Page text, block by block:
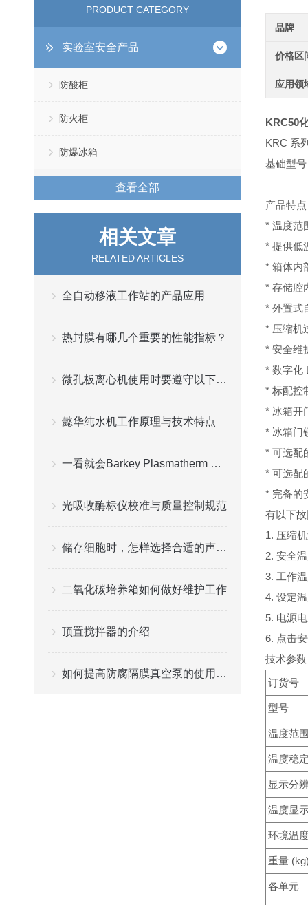
PRODUCT CATEGORY
实验室安全产品
防酸柜
防火柜
防爆冰箱
查看全部
相关文章
RELATED ARTICLES
全自动移液工作站的产品应用
热封膜有哪几个重要的性能指标？
微孔板离心机使用时要遵守以下要求
懿华纯水机工作原理与技术特点
一看就会Barkey Plasmatherm 无水复苏仪操作指南
光吸收酶标仪校准与质量控制规范
储存细胞时，怎样选择合适的声波微量冻存管？
二氧化碳培养箱如何做好维护工作
顶置搅拌器的介绍
如何提高防腐隔膜真空泵的使用寿命？
品牌
价格区
应用领
KRC50
KRC 系
基础型
产品特点
* 温度范
* 提供低
* 箱体内
* 存储腔
* 外置式
* 压缩机
* 安全维
* 数字化
* 标配控
* 冰箱开
* 冰箱门
* 可选配
* 可选配
* 完备的
有以下
1. 压缩
2. 安全
3. 工作
4. 设定
5. 电源
6. 点击
技术参数
订货号
型号
温度范
温度稳
显示分
温度显
环境温
重量
各单元